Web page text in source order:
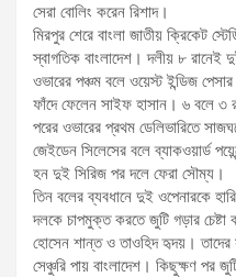
সেরা বোলিং করেন রিশাদ।
মিরপুর শেরে বাংলা জাতীয় ক্রিকেট
স্বাগতিক বাংলাদেশ। দলীয় ৮ রানেই
ওভারের পঞ্চম বলে ওয়েস্ট ইন্ডিজ
ফাঁদে ফেলেন সাইফ হাসান। ৬ বলে ৩
পরের ওভারের প্রথম ডেলিভারিতে
জেইডেন সিলেসের বলে ব্যাকওয়ার্ড
হন দুই সিরিজ পর দলে ফেরা সৌম্য।
তিন বলের ব্যবধানে দুই ওপেনারকে
দলকে চাপমুক্ত করতে জুটি গড়ার
হোসেন শান্ত ও তাওহিদ হৃদয়। তাদের
সেঞ্চুরি পায় বাংলাদেশ। কিছুক্ষণ পর